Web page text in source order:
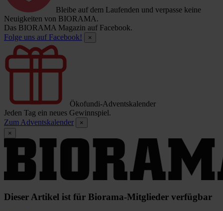
Bleibe auf dem Laufenden und verpasse keine
Neuigkeiten von BIORAMA.
Das BIORAMA Magazin auf Facebook.
Folge uns auf Facebook!
×
Ökofundi-Adventskalender
Jeden Tag ein neues Gewinnspiel.
Zum Adventskalender
×
×
Dieser Artikel ist für Biorama-Mitglieder verfügbar